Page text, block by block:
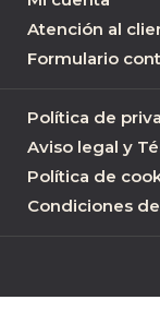
Atención al
Formulario
Política de
Aviso legal y
Política de
Condiciones